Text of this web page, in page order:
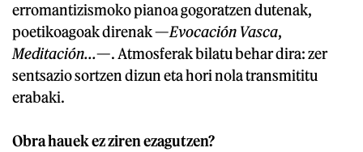
erromantizismoko pianoa gogoratzen dutenak,
poetikoagoak direnak —Evocación Vasca,
Meditación...—. Atmosferak bilatu behar dira: zer
sentsazio sortzen dizun eta hori nola transmititu
erabaki.
Obra hauek ez ziren ezagutzen?